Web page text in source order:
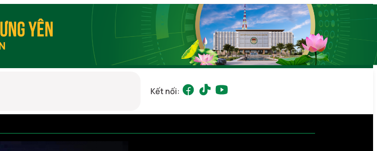
Kết nối: